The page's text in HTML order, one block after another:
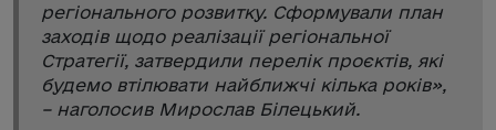
регіонального розвитку. Сформували план
заходів щодо реалізації регіональної
Стратегії, затвердили перелік проєктів, які
будемо втілювати найближчі кілька років»,
– наголосив Мирослав Білецький.